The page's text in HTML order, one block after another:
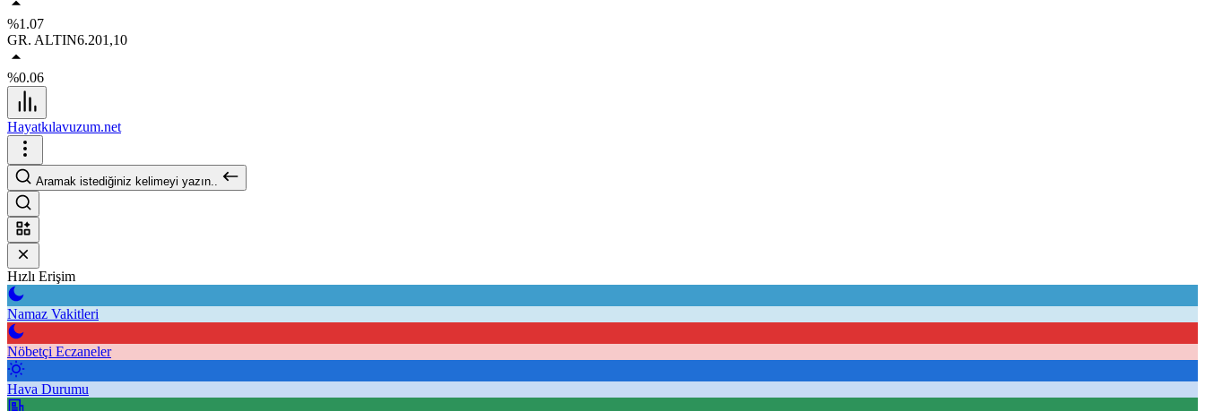
%1.07
GR. ALTIN6.201,10
%0.06
Hayatkılavuzum.net
Aramak istediğiniz kelimeyi yazın..
Hızlı Erişim
Namaz Vakitleri
Nöbetçi Eczaneler
Hava Durumu